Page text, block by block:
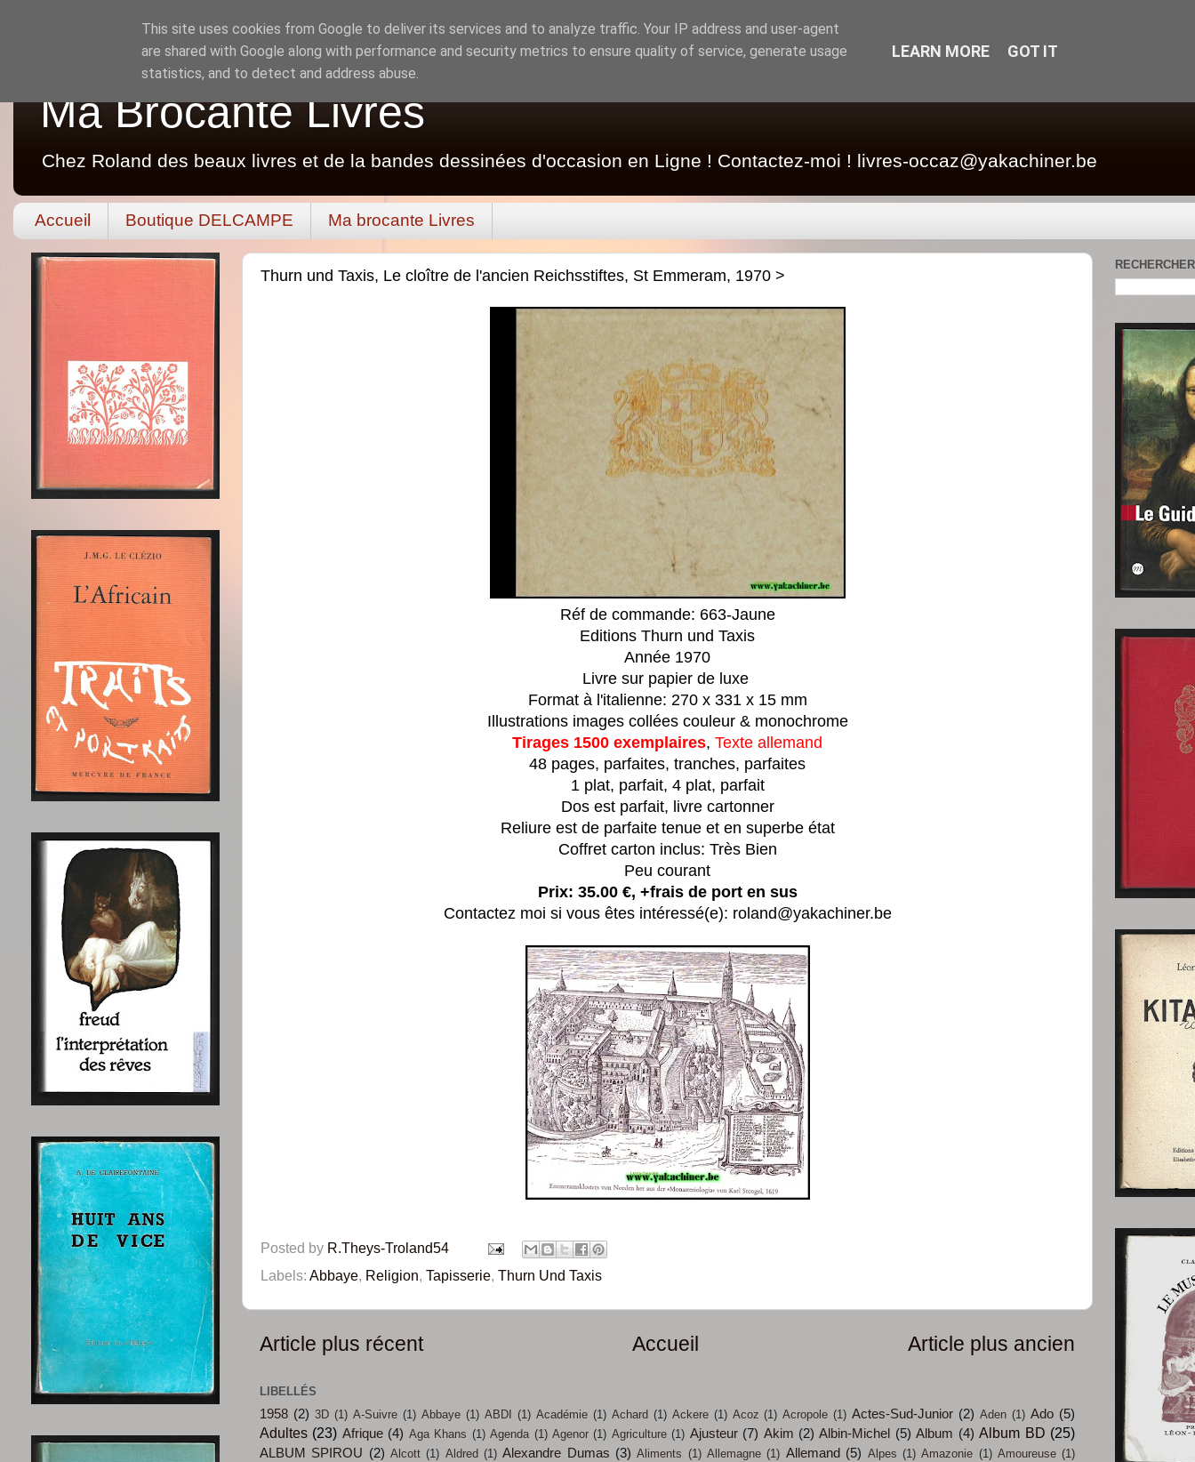
Ma Brocante Livres
Chez Roland des beaux livres et de la bandes dessinées d'occasion en Ligne ! Contactez-moi ! livres-occaz@yakachiner.be
Accueil Boutique DELCAMPE Ma brocante Livres
Thurn und Taxis, Le cloître de l'ancien Reichsstiftes, St Emmeram, 1970 >
Réf de commande: 663-Jaune
Editions Thurn und Taxis
Année 1970
Livre sur papier de luxe
Format à l'italienne: 270 x 331 x 15 mm
Illustrations images collées couleur & monochrome
Tirages 1500 exemplaires, Texte allemand
48 pages, parfaites, tranches, parfaites
1 plat, parfait, 4 plat, parfait
Dos est parfait, livre cartonner
Reliure est de parfaite tenue et en superbe état
Coffret carton inclus: Très Bien
Peu courant
Prix: 35.00 €, +frais de port en sus
Contactez moi si vous êtes intéressé(e): roland@yakachiner.be
Posted by R.Theys-Troland54
Labels: Abbaye, Religion, Tapisserie, Thurn Und Taxis
Article plus récent Article plus ancien
Accueil
LIBELLÉS
1958 (2) 3D (1) A-Suivre (1) Abbaye (1) ABDI (1) Académie (1) Achard (1) Ackere (1) Acoz (1) Acropole (1) Actes-Sud-Junior (2) Aden (1) Ado (5)
Adultes (23) Afrique (4) Aga Khans (1) Agenda (1) Agenor (1) Agriculture (1) Ajusteur (7) Akim (2) Albin-Michel (5) Album (4) Album BD (25)
ALBUM SPIROU (2) Alcott (1) Aldred (1) Alexandre Dumas (3) Aliments (1) Allemagne (1) Allemand (5) Alpes (1) Amazonie (1) Amoureuse (1)
This site uses cookies from Google to deliver its services and to analyze traffic. Your IP address and user-agent
are shared with Google along with performance and security metrics to ensure quality of service, generate usage
statistics, and to detect and address abuse.
LEARN MORE GOT IT